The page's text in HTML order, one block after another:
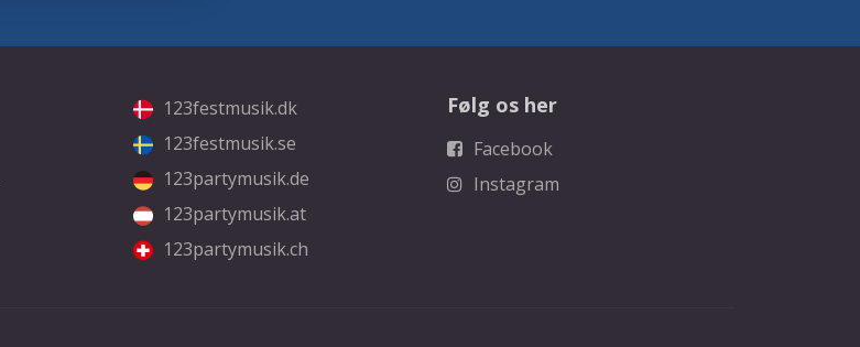
123festmusik.dk
123festmusik.se
123partymusik.de
123partymusik.at
123partymusik.ch
Følg os her
Facebook
Instagram